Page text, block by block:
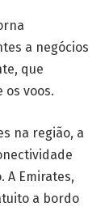
a negócios
que
voos.
na região, a
A Emirates,
a bordo